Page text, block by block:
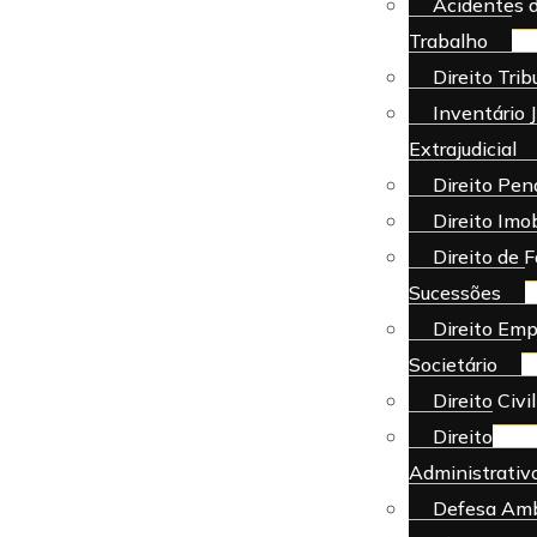
Acidentes
Trabalho
Direito
Inventário
Extrajudicial
Direito
Direito
Direito de
Sucessões
Direito
Societário
Direito Civil
Direito
Defesa